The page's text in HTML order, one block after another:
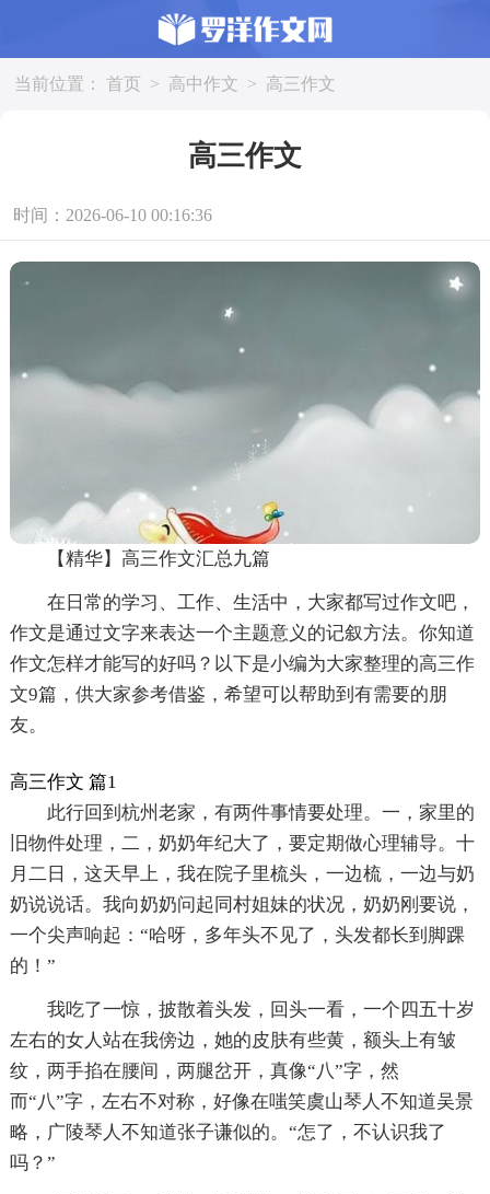
当前位置： 首页 > 高中作文 > 高三作文
高三作文
时间：2026-06-10 00:16:36
【精华】高三作文汇总九篇
在日常的学习、工作、生活中，大家都写过作文吧，
作文是通过文字来表达一个主题意义的记叙方法。你知道
作文怎样才能写的好吗？以下是小编为大家整理的高三作
文9篇，供大家参考借鉴，希望可以帮助到有需要的朋
友。
高三作文 篇1
此行回到杭州老家，有两件事情要处理。一，家里的
旧物件处理，二，奶奶年纪大了，要定期做心理辅导。十
月二日，这天早上，我在院子里梳头，一边梳，一边与奶
奶说说话。我向奶奶问起同村姐妹的状况，奶奶刚要说，
一个尖声响起：“哈呀，多年头不见了，头发都长到脚踝
的！”
我吃了一惊，披散着头发，回头一看，一个四五十岁
左右的女人站在我傍边，她的皮肤有些黄，额头上有皱
纹，两手掐在腰间，两腿岔开，真像“八”字，然
而“八”字，左右不对称，好像在嗤笑虞山琴人不知道吴景
略，广陵琴人不知道张子谦似的。“怎了，不认识我了
吗？”